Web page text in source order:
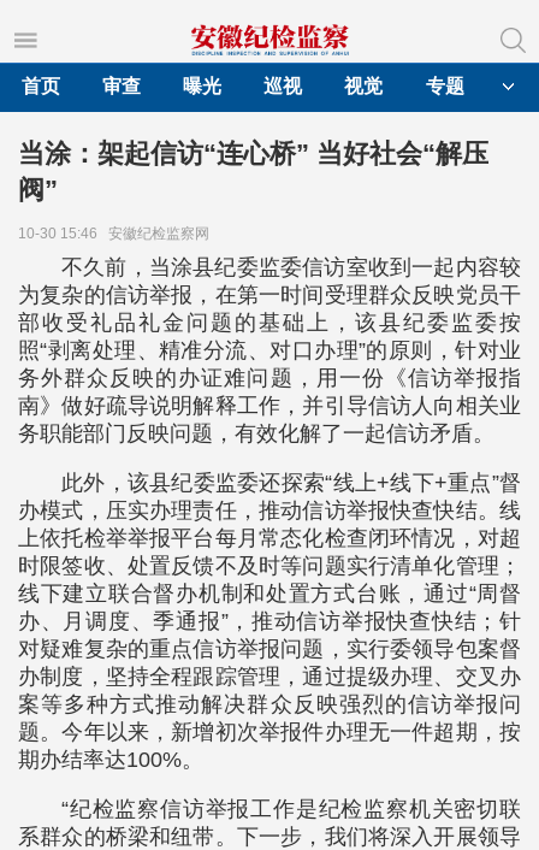
首页
审查 曝光 巡视 视觉 专题
当涂：架起信访“连心桥” 当好社会“解压
阀”
10-30 15:46 安徽纪检监察网
不久前，当涂县纪委监委信访室收到一起内容较
为复杂的信访举报，在第一时间受理群众反映党员干
部收受礼品礼金问题的基础上，该县纪委监委按
照“剥离处理、精准分流、对口办理”的原则，针对业
务外群众反映的办证难问题，用一份《信访举报指
南》做好疏导说明解释工作，并引导信访人向相关业
务职能部门反映问题，有效化解了一起信访矛盾。
此外，该县纪委监委还探索“线上+线下+重点”督
办模式，压实办理责任，推动信访举报快查快结。线
上依托检举举报平台每月常态化检查闭环情况，对超
时限签收、处置反馈不及时等问题实行清单化管理；
线下建立联合督办机制和处置方式台账，通过“周督
办、月调度、季通报”，推动信访举报快查快结；针
对疑难复杂的重点信访举报问题，实行委领导包案督
办制度，坚持全程跟踪管理，通过提级办理、交叉办
案等多种方式推动解决群众反映强烈的信访举报问
题。今年以来，新增初次举报件办理无一件超期，按
期办结率达100%。
“纪检监察信访举报工作是纪检监察机关密切联
系群众的桥梁和纽带。下一步，我们将深入开展领导